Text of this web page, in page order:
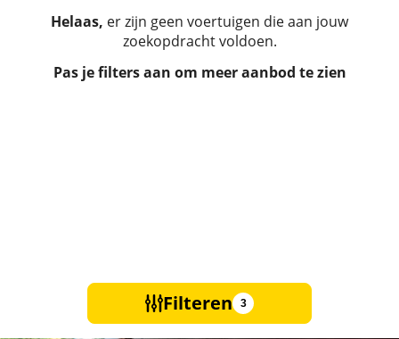
Helaas, er zijn geen voertuigen die aan jouw
zoekopdracht voldoen.
Pas je filters aan om meer aanbod te zien
Filteren 3